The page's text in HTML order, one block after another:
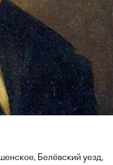
Белёвский уезд,